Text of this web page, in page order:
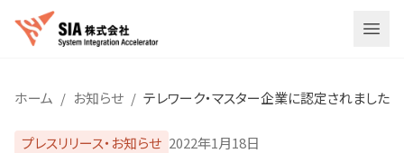
メニ
ホーム / お知らせ / テレワーク・マスター企業に認定されました
プレスリリース・お知らせ 2022年1月18日